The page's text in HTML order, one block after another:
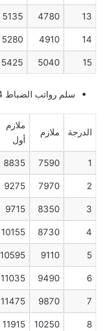
13
4780
5135
14
4910
5280
15
5040
5425
سلم رواتب الضباط 2024:
الدرجة ملازم
ملازم
أول
1
7590
8835
2
7970
9275
3
8350
9715
4
8730
10155
5
9110
10595
6
9490
11035
7
9870
11475
8
10250
11915